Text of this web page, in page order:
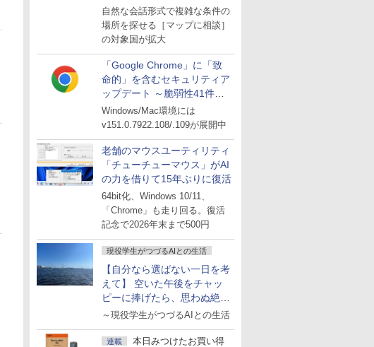
自然な会話形式で複雑な条件の
場所を探せる［マップに相談］
の対象国が拡大
「Google Chrome」に「致
命的」を含むセキュリティア
ップデート ～脆弱性41件に
対処
Windows/Mac環境には
v151.0.7922.108/.109が展開中
老舗のマウスユーティリティ
「チューチューマウス」がAI
の力を借りて15年ぶりに復活
64bit化、Windows 10/11、
「Chrome」も走り回る。復活
記念で2026年末まで500円
現役学生がつづるAIとの生活
【自分なら選ばない一日を考
えて】 空いた午後をチャッ
ピーに捧げたら、思わぬ絶景
に出会った話
～現役学生がつづるAIとの生活
連載
本日みつけたお買い得